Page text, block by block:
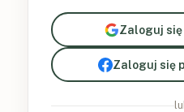
Zaloguj
Zaloguj się